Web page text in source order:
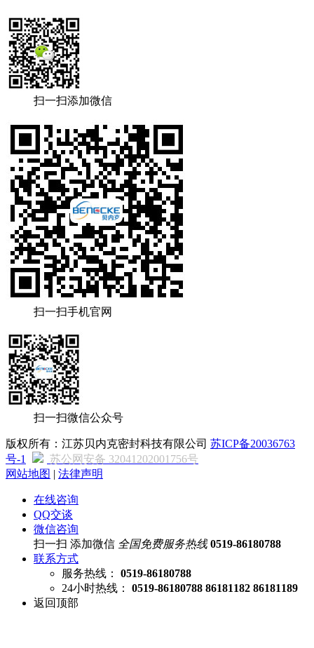
扫一扫添加微信
扫一扫手机官网
扫一扫微信公众号
版权所有：江苏贝内克密封科技有限公司 苏ICP备20036763
号-1
苏公网安备 32041202001756号
网站地图 | 法律声明
在线咨询
QQ交谈
微信咨询
扫一扫 添加微信 全国免费服务热线 0519-86180788
联系方式
服务热线：
0519-86180788
24小时热线：
0519-86180788 86181182 86181189
返回顶部